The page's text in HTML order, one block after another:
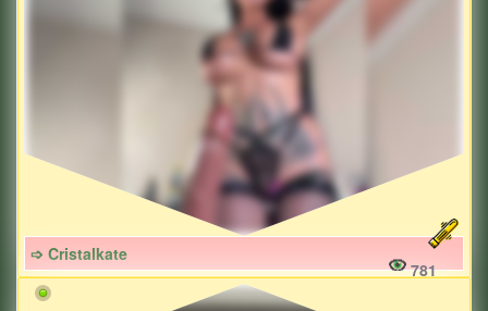
➩ Cristalkate
781